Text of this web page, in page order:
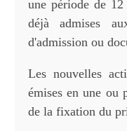
une période de
déjà admises
d'admission ou
Les nouvelles
émises en une ou
de la fixation du